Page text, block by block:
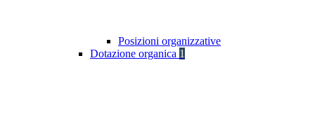
Posizioni organizzative
Dotazione organica 1